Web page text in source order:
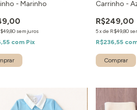
- Marinho
sem juros
com Pix
Carrinho -
R$249,00
5xde R$49,80
R$236,55
Comprar